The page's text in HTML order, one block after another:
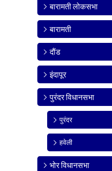
बारामती लोकसभा
बारामती
दौंड
इंदापूर
पुरंदर विधानसभा
पुरंदर
हवेली
भोर विधानसभा